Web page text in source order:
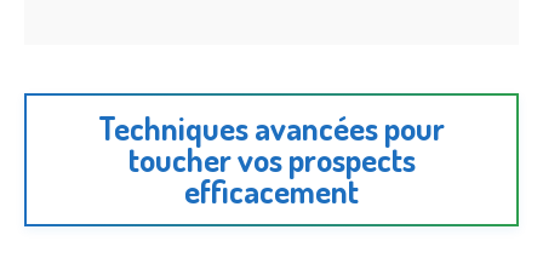
Techniques avancées pour
toucher vos prospects
efficacement